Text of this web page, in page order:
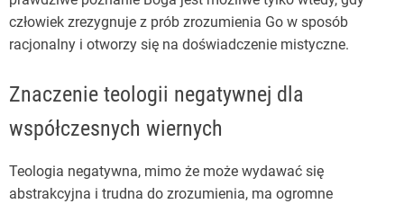
człowiek zrezygnuje z prób zrozumienia Go w sposób
racjonalny i otworzy się na doświadczenie mistyczne.
Znaczenie teologii negatywnej dla
współczesnych wiernych
Teologia negatywna, mimo że może wydawać się
abstrakcyjna i trudna do zrozumienia, ma ogromne